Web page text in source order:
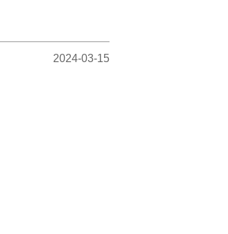
2024-03-15